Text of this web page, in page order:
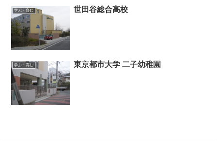
学ぶ・育む 世田谷総合高校
学ぶ・育む 東京都市大学 二子幼稚園